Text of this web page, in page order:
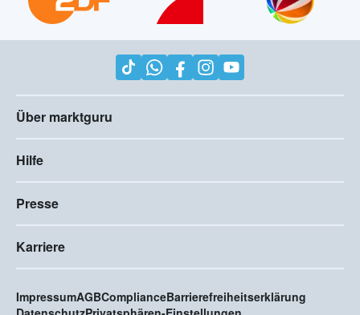
Über marktguru
Hilfe
Presse
Karriere
ImpressumAGBComplianceBarrierefreiheitserklärung